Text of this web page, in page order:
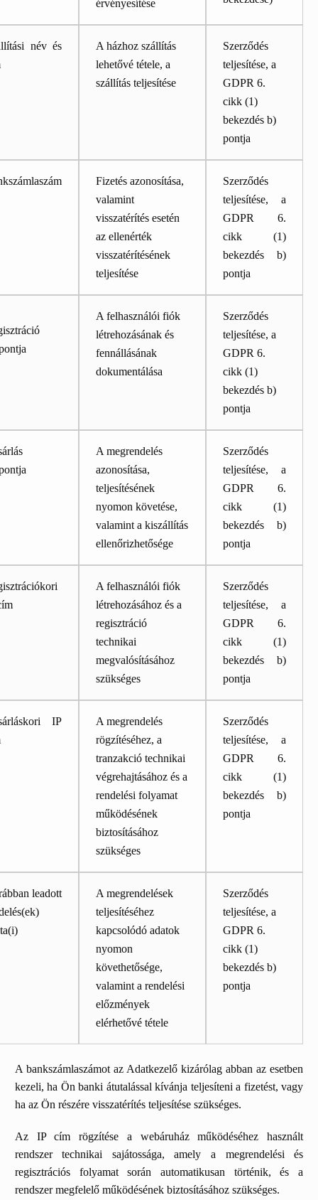
érvényesítése
név és
A házhoz szállítás
lehetővé tétele, a
szállítás teljesítése
Szerződés
teljesítése, a
GDPR 6.
cikk (1)
bekezdés b)
pontja
Fizetés azonosítása,
valamint
visszatérítés esetén
az ellenérték
visszatérítésének
teljesítése
Szerződés
teljesítése, a
GDPR 6.
cikk (1)
bekezdés b)
pontja
A felhasználói fiók
létrehozásának és
fennállásának
dokumentálása
Szerződés
teljesítése, a
GDPR 6.
cikk (1)
bekezdés b)
pontja
A megrendelés
azonosítása,
teljesítésének
nyomon követése,
valamint a kiszállítás
ellenőrizhetősége
Szerződés
teljesítése, a
GDPR 6.
cikk (1)
bekezdés b)
pontja
A felhasználói fiók
létrehozásához és a
regisztráció
technikai
megvalósításához
szükséges
Szerződés
teljesítése, a
GDPR 6.
cikk (1)
bekezdés b)
pontja
IP
A megrendelés
rögzítéséhez, a
tranzakció technikai
végrehajtásához és a
rendelési folyamat
működésének
biztosításához
szükséges
Szerződés
teljesítése, a
GDPR 6.
cikk (1)
bekezdés b)
pontja
leadott
A megrendelések
teljesítéséhez
kapcsolódó adatok
nyomon
követhetősége,
valamint a rendelési
előzmények
elérhetővé tétele
Szerződés
teljesítése, a
GDPR 6.
cikk (1)
bekezdés b)
pontja
A bankszámlaszámot az Adatkezelő kizárólag abban az esetben
kezeli, ha Ön banki átutalással kívánja teljesíteni a fizetést, vagy
ha az Ön részére visszatérítés teljesítése szükséges.
Az IP cím rögzítése a webáruház működéséhez használt
rendszer technikai sajátossága, amely a megrendelési és
regisztrációs folyamat során automatikusan történik, és a
rendszer megfelelő működésének biztosításához szükséges.